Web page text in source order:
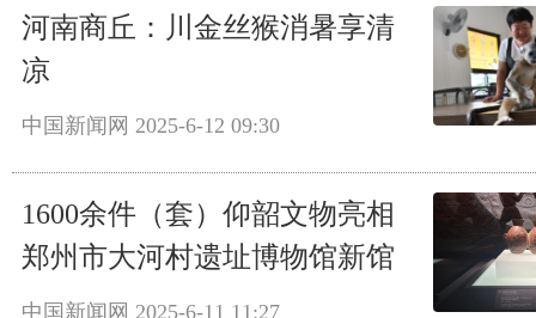
河南商丘：川金丝猴消暑享清
凉
中国新闻网 2025-6-12 09:30
1600余件（套）仰韶文物亮相
郑州市大河村遗址博物馆新馆
中国新闻网 2025-6-11 11:27